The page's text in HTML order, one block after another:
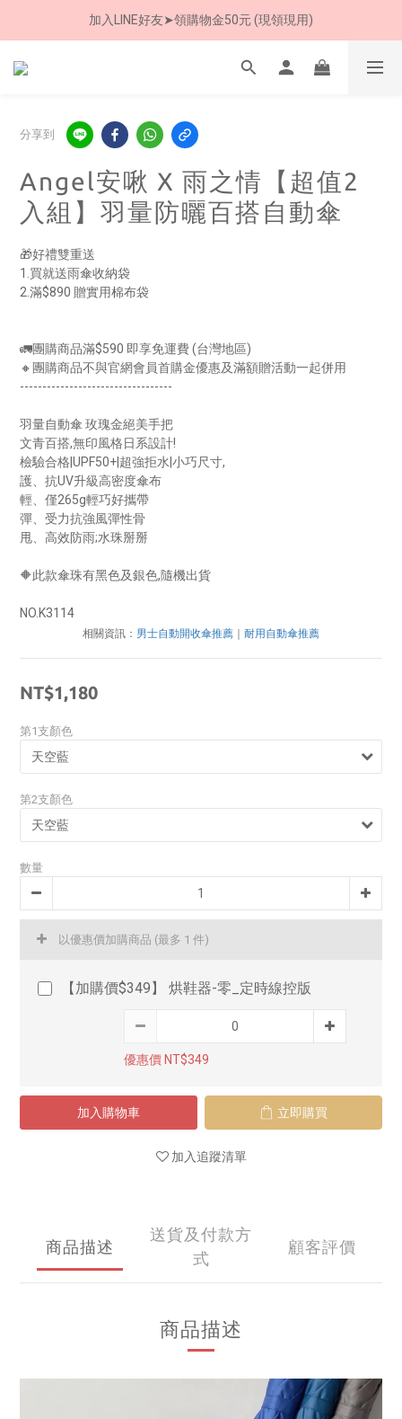
加入LINE好友➤領購物金50元 (現領現用)
7/30-8/24 全館買就送 雨傘收納袋(乙個)
加入LINE好友➤領購物金50元 (現領現用)
分享到
Angel安啾 X 雨之情【超值2
入組】羽量防曬百搭自動傘
🎁好禮雙重送
1.買就送雨傘收納袋
2.滿$890 贈實用棉布袋
🚛團購商品滿$590 即享免運費 (台灣地區)
🔸團購商品不與官網會員首購金優惠及滿額贈活動一起併用
----------------------------------
羽量自動傘 玫瑰金絕美手把
文青百搭,無印風格日系設計!
檢驗合格|UPF50+|超強拒水|小巧尺寸,
護、抗UV升級高密度傘布
輕、僅265g輕巧好攜帶
彈、受力抗強風彈性骨
甩、高效防雨;水珠掰掰
🔶此款傘珠有黑色及銀色,隨機出貨
NO.K3114
相關資訊： 男士自動開收傘推薦 耐用自動傘推薦
NT$1,180
第1支顏色
第2支顏色
數量
以優惠價加購商品 (最多 1 件)
【加購價$349】 烘鞋器-零_定時線控版
優惠價 NT$349
加入購物車 立即購買
加入追蹤清單
商品描述
送貨及付款方
式
顧客評價
商品描述